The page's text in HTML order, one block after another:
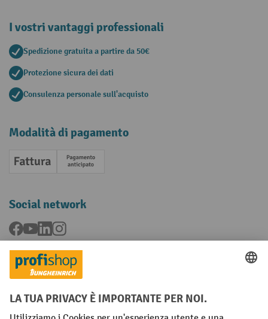
I vostri vantaggi professionali
Spedizione gratuita a partire da 50€
Protezione sicura dei dati
Consulenza personale sull'acquisto
Modalità di pagamento
Fattura Pagamento anticipato
Social network
Facebook
YouTubeLinkedInInstagram
Condizioni Generali di Vendita
Dichiarazione di protezione dei dati Impronta